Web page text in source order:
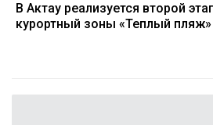
В Актау реализуется второй
курортный зоны «Теплый пляж»